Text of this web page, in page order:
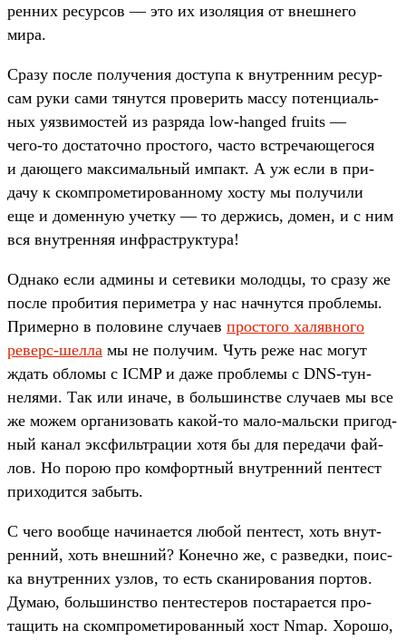
ренних ресур­сов — это их изо­ляция от внеш­него
мира.
Сра­зу пос­ле получе­ния дос­тупа к внут­ренним ресур­
сам руки сами тянут­ся про­верить мас­су потен­циаль­
ных уяз­вимос­тей из раз­ряда low-hanged fruits —
чего‑то дос­таточ­но прос­того, час­то встре­чающе­гося
и дающе­го мак­сималь­ный импакт. А уж если в при­
дачу к ском­про­мети­рован­ному хос­ту мы получи­ли
еще и домен­ную учет­ку — то дер­жись, домен, и с ним
вся внут­ренняя инфраструк­тура!
Од­нако если адми­ны и сетеви­ки молод­цы, то сра­зу же
пос­ле про­бития перимет­ра у нас нач­нутся проб­лемы.
При­мер­но в полови­не слу­чаев прос­того халяв­ного
реверс‑шел­ла мы не получим. Чуть реже нас могут
ждать обло­мы с ICMP и даже проб­лемы с DNS-тун­
нелями. Так или ина­че, в боль­шинс­тве слу­чаев мы все
же можем орга­низо­вать какой‑то мало‑маль­ски при­год­
ный канал эксфиль­тра­ции хотя бы для переда­чи фай­
лов. Но порою про ком­фор­тный внут­ренний пен­тест
при­ходит­ся забыть.
С чего вооб­ще начина­ется любой пен­тест, хоть внут­
ренний, хоть внеш­ний? Конеч­но же, с раз­ведки, поис­
ка внут­ренних узлов, то есть ска­ниро­вания пор­тов.
Думаю, боль­шинс­тво пен­тесте­ров пос­тара­ется про­
тащить на ском­про­мети­рован­ный хост Nmap. Хорошо,